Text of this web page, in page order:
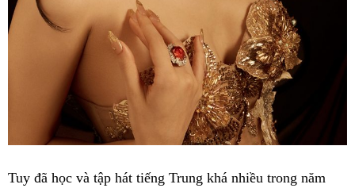
Tuy đã học và tập hát tiếng Trung khá nhiều trong năm